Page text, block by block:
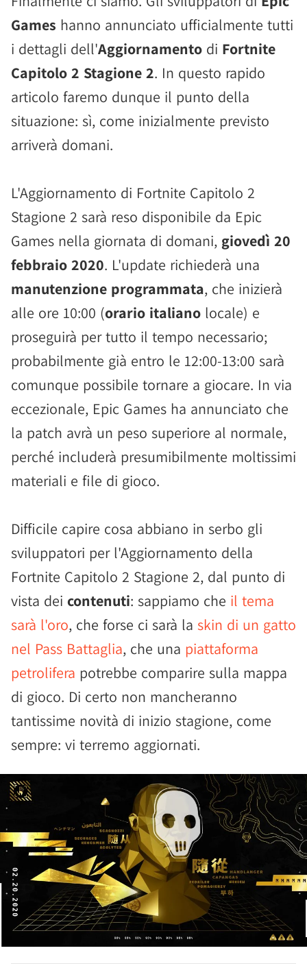
Games hanno annunciato ufficialmente tutti
i dettagli dell'Aggiornamento di Fortnite
Capitolo 2 Stagione 2. In questo rapido
articolo faremo dunque il punto della
situazione: sì, come inizialmente previsto
arriverà domani.
L'Aggiornamento di Fortnite Capitolo 2
Stagione 2 sarà reso disponibile da Epic
Games nella giornata di domani, giovedì 20
febbraio 2020. L'update richiederà una
manutenzione programmata, che inizierà
alle ore 10:00 (orario italiano locale) e
proseguirà per tutto il tempo necessario;
probabilmente già entro le 12:00-13:00 sarà
comunque possibile tornare a giocare. In via
eccezionale, Epic Games ha annunciato che
la patch avrà un peso superiore al normale,
perché includerà presumibilmente moltissimi
materiali e file di gioco.
Difficile capire cosa abbiano in serbo gli
sviluppatori per l'Aggiornamento della
Fortnite Capitolo 2 Stagione 2, dal punto di
vista dei contenuti: sappiamo che il tema
sarà l'oro, che forse ci sarà la skin di un gatto
nel Pass Battaglia, che una piattaforma
petrolifera potrebbe comparire sulla mappa
di gioco. Di certo non mancheranno
tantissime novità di inizio stagione, come
sempre: vi terremo aggiornati.